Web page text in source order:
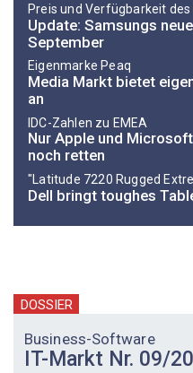
Preis und Verfügbarkeit des
Update: Samsungs
September
Eigenmarke Peaq
Media Markt bietet
an
IDC-Zahlen zu EMEA
Nur Apple und
noch retten
"Latitude 7220 Rugged
Dell bringt toughes
DOSSIER
Business-Software
IT-Markt Nr. 09/